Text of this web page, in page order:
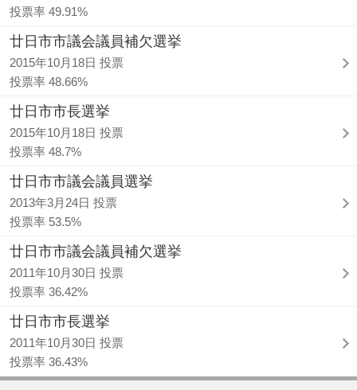
投票率 49.91%
廿日市市議会議員補欠選挙
2015年10月18日 投票
投票率 48.66%
廿日市市長選挙
2015年10月18日 投票
投票率 48.7%
廿日市市議会議員選挙
2013年3月24日 投票
投票率 53.5%
廿日市市議会議員補欠選挙
2011年10月30日 投票
投票率 36.42%
廿日市市長選挙
2011年10月30日 投票
投票率 36.43%